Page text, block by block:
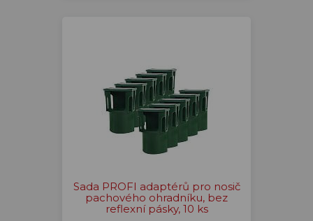
Sada PROFI adaptérů pro nosič
pachového ohradníku, bez
reflexní pásky, 10 ks